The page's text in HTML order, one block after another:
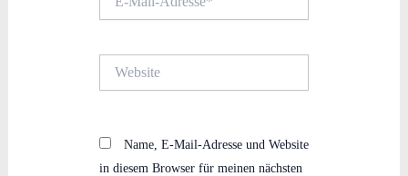
Mail-
Name, E-Mail-Adresse und Website
in diesem Browser für meinen nächsten